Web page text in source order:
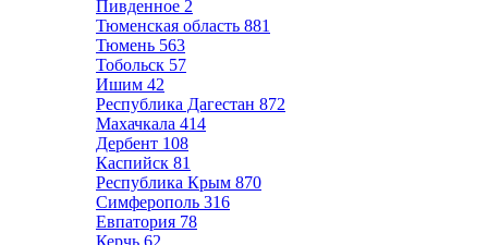
Пивденное 2
Тюменская область 881
Тюмень 563
Тобольск 57
Ишим 42
Республика Дагестан 872
Махачкала 414
Дербент 108
Каспийск 81
Республика Крым 870
Симферополь 316
Евпатория 78
Керчь 62